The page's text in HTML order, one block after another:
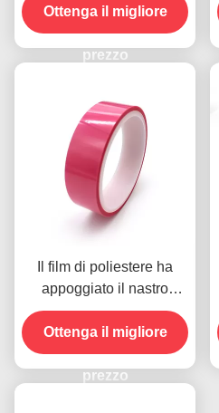
alto parteggiato
Ottenga il migliore
prezzo
Il film di poliestere ha
appoggiato il nastro
termico 0.075mm del
rilascio rispettosi
dell'ambiente
Ottenga il migliore
prezzo